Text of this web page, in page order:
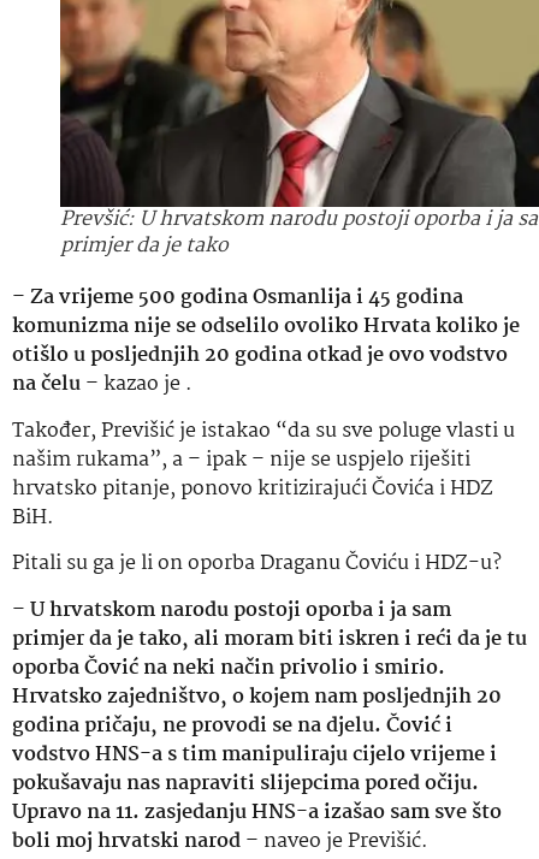
Prevšić: U hrvatskom narodu postoji oporba i ja
primjer da je tako
–Za vrijeme 500 godina Osmanlija i 45 godina
komunizma nije se odselilo ovoliko Hrvata koliko je
otišlo u posljednjih 20 godina otkad je ovo vodstvo
na čelu– kazao je .
Također, Previšić je istakao “da su sve poluge vlasti u
našim rukama”, a – ipak – nije se uspjelo riješiti
hrvatsko pitanje, ponovo kritizirajući Čovića i HDZ
BiH.
Pitali su ga je li on oporba Draganu Čoviću i HDZ-u?
–U hrvatskom narodu postoji oporba i ja sam
primjer da je tako, ali moram biti iskren i reći da je tu
oporba Čović na neki način privolio i smirio.
Hrvatsko zajedništvo, o kojem nam posljednjih 20
godina pričaju, ne provodi se na djelu. Čović i
vodstvo HNS-a s tim manipuliraju cijelo vrijeme i
pokušavaju nas napraviti slijepcima pored očiju.
Upravo na 11. zasjedanju HNS-a izašao sam sve što
boli moj hrvatski narod– naveo je Previšić.